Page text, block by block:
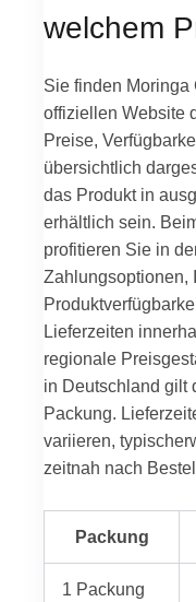
welchem
Sie finden Moringa
offiziellen Website
Preise,
übersichtlich
das Produkt in
erhältlich sein.
profitieren Sie in
Zahlungsoptionen,
Lieferzeiten
regionale
in Deutschland gilt
Packung.
variieren,
zeitnah nach
Packung
1 Packung